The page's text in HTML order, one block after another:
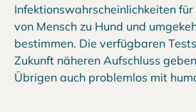
Infektionswahrscheinlichkeiten
von Mensch zu Hund und
bestimmen. Die verfügbaren
Zukunft näheren Aufschluss
Übrigen auch problemlos mit